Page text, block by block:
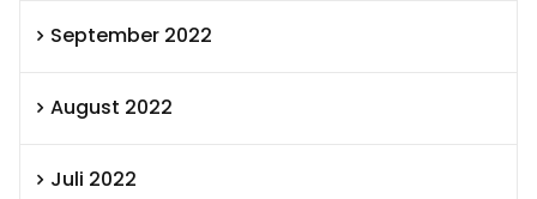
September 2022
August 2022
Juli 2022